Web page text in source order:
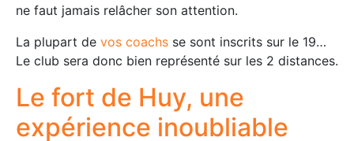
ne faut jamais relâcher son attention.
La plupart de vos coachs se sont inscrits sur le 19…
Le club sera donc bien représenté sur les 2 distances.
Le fort de Huy, une
expérience inoubliable